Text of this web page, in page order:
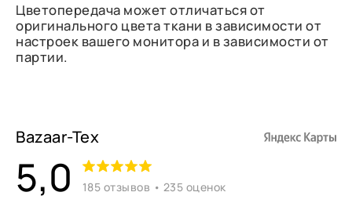
Цветопередача может отличаться от
оригинального цвета ткани в зависимости от
настроек вашего монитора и в зависимости от
партии.
Bazaar-Tex
5,0 185 отзывов • 235 оценок